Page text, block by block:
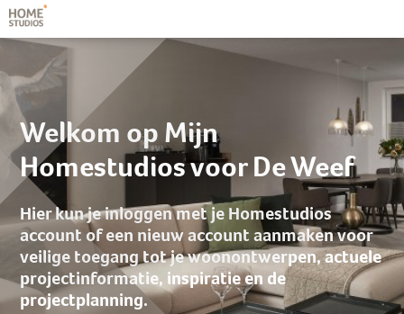
Welkom op Mijn
Homestudios voor De Weef
Hier kun je inloggen met je Homestudios
account of een nieuw account aanmaken voor
veilige toegang tot je woonontwerpen, actuele
projectinformatie, inspiratie en de
projectplanning.